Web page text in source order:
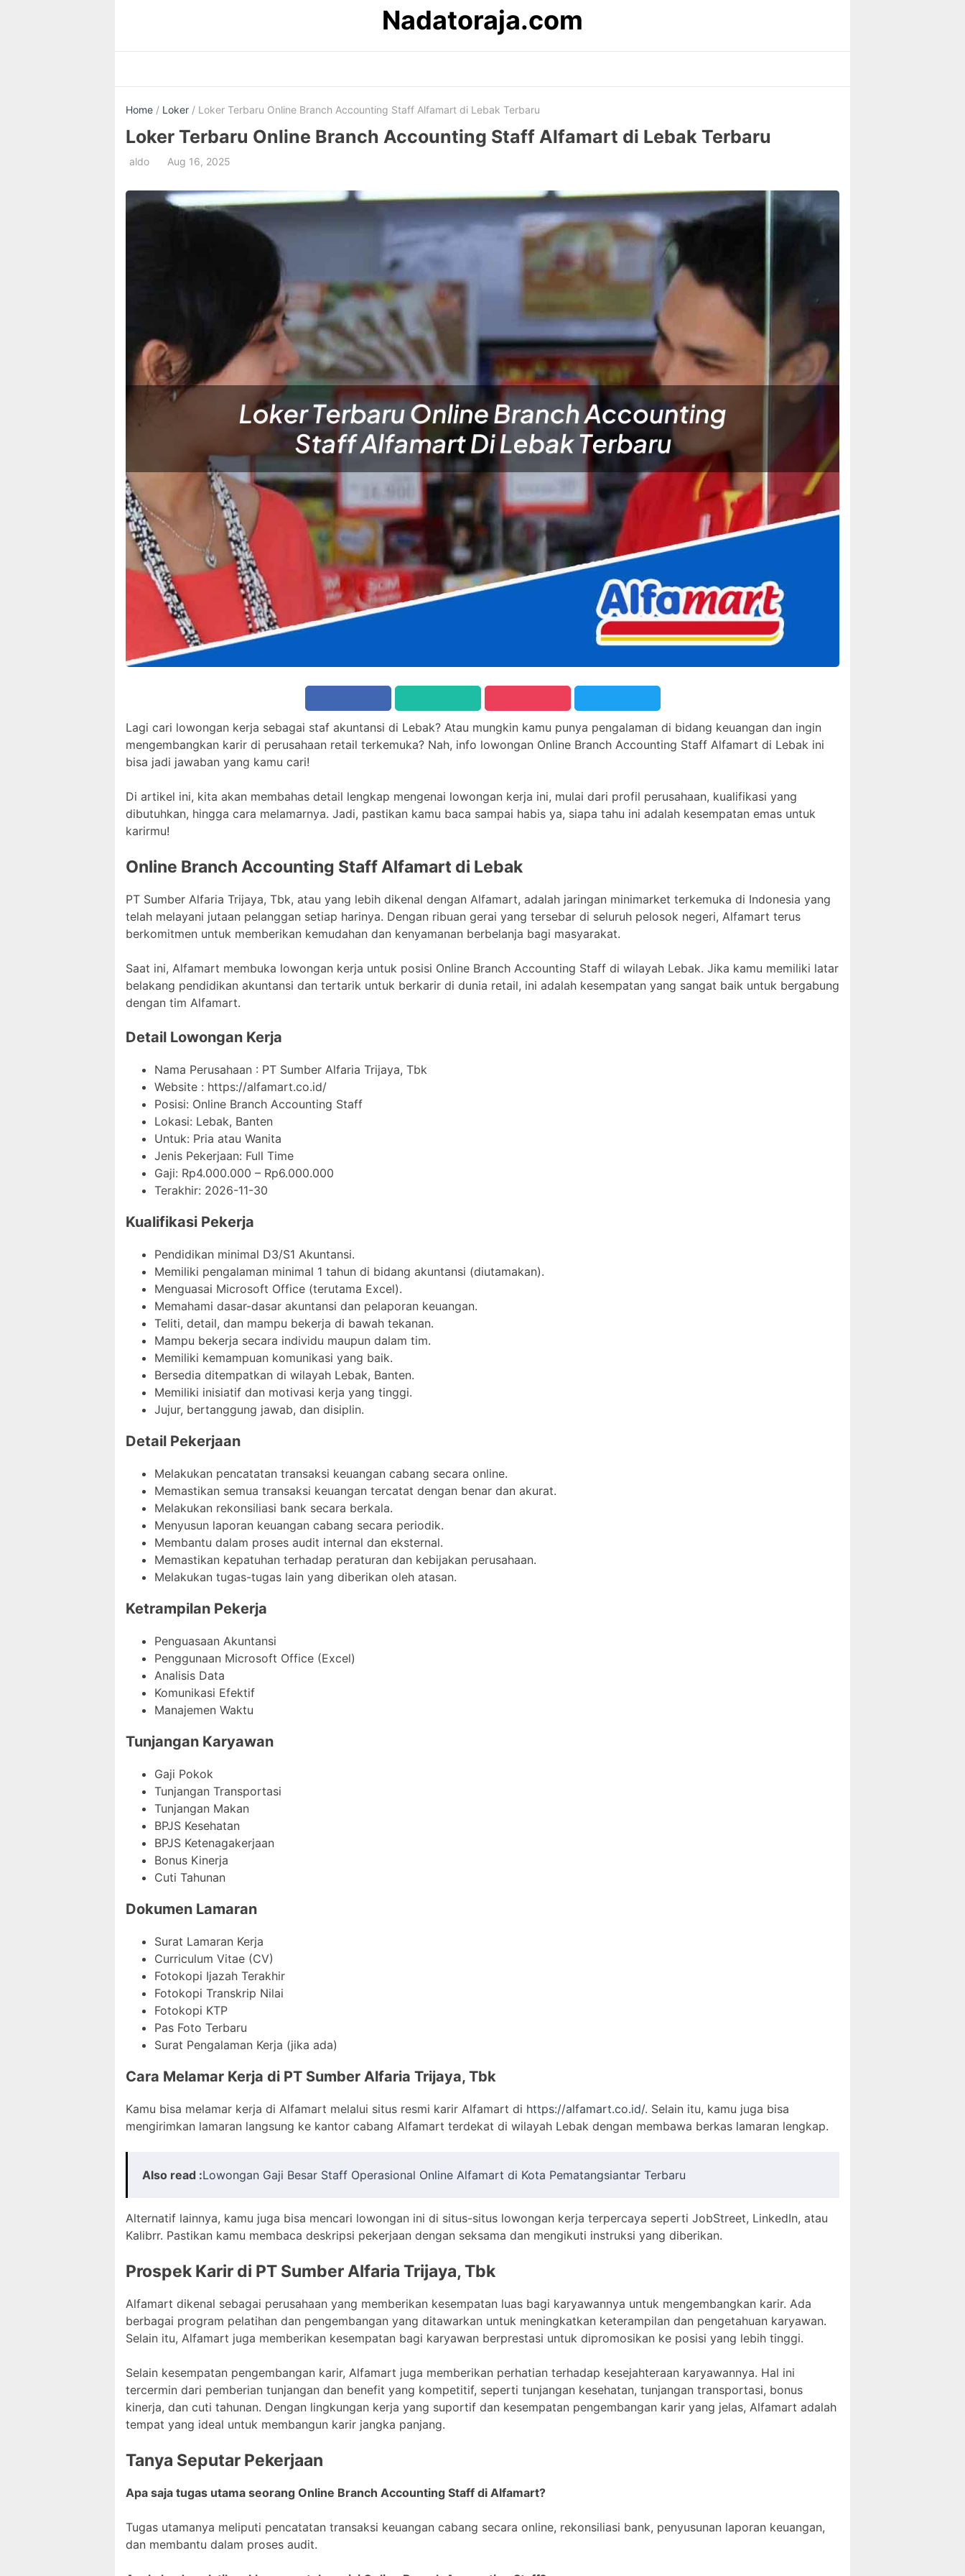
Nadatoraja.com
Home / Loker / Loker Terbaru Online Branch Accounting Staff Alfamart di Lebak Terbaru
Loker Terbaru Online Branch Accounting Staff Alfamart di Lebak Terbaru
aldo Aug 16, 2025
Lagi cari lowongan kerja sebagai staf akuntansi di Lebak? Atau mungkin kamu punya pengalaman di bidang keuangan dan ingin
mengembangkan karir di perusahaan retail terkemuka? Nah, info lowongan Online Branch Accounting Staff Alfamart di Lebak ini
bisa jadi jawaban yang kamu cari!
Di artikel ini, kita akan membahas detail lengkap mengenai lowongan kerja ini, mulai dari profil perusahaan, kualifikasi yang
dibutuhkan, hingga cara melamarnya. Jadi, pastikan kamu baca sampai habis ya, siapa tahu ini adalah kesempatan emas untuk
karirmu!
Online Branch Accounting Staff Alfamart di Lebak
PT Sumber Alfaria Trijaya, Tbk, atau yang lebih dikenal dengan Alfamart, adalah jaringan minimarket terkemuka di Indonesia yang
telah melayani jutaan pelanggan setiap harinya. Dengan ribuan gerai yang tersebar di seluruh pelosok negeri, Alfamart terus
berkomitmen untuk memberikan kemudahan dan kenyamanan berbelanja bagi masyarakat.
Saat ini, Alfamart membuka lowongan kerja untuk posisi Online Branch Accounting Staff di wilayah Lebak. Jika kamu memiliki latar
belakang pendidikan akuntansi dan tertarik untuk berkarir di dunia retail, ini adalah kesempatan yang sangat baik untuk bergabung
dengan tim Alfamart.
Detail Lowongan Kerja
Nama Perusahaan : PT Sumber Alfaria Trijaya, Tbk
Website : https://alfamart.co.id/
Posisi: Online Branch Accounting Staff
Lokasi: Lebak, Banten
Untuk: Pria atau Wanita
Jenis Pekerjaan: Full Time
Gaji: Rp4.000.000 – Rp6.000.000
Terakhir: 2026-11-30
Kualifikasi Pekerja
Pendidikan minimal D3/S1 Akuntansi.
Memiliki pengalaman minimal 1 tahun di bidang akuntansi (diutamakan).
Menguasai Microsoft Office (terutama Excel).
Memahami dasar-dasar akuntansi dan pelaporan keuangan.
Teliti, detail, dan mampu bekerja di bawah tekanan.
Mampu bekerja secara individu maupun dalam tim.
Memiliki kemampuan komunikasi yang baik.
Bersedia ditempatkan di wilayah Lebak, Banten.
Memiliki inisiatif dan motivasi kerja yang tinggi.
Jujur, bertanggung jawab, dan disiplin.
Detail Pekerjaan
Melakukan pencatatan transaksi keuangan cabang secara online.
Memastikan semua transaksi keuangan tercatat dengan benar dan akurat.
Melakukan rekonsiliasi bank secara berkala.
Menyusun laporan keuangan cabang secara periodik.
Membantu dalam proses audit internal dan eksternal.
Memastikan kepatuhan terhadap peraturan dan kebijakan perusahaan.
Melakukan tugas-tugas lain yang diberikan oleh atasan.
Ketrampilan Pekerja
Penguasaan Akuntansi
Penggunaan Microsoft Office (Excel)
Analisis Data
Komunikasi Efektif
Manajemen Waktu
Tunjangan Karyawan
Gaji Pokok
Tunjangan Transportasi
Tunjangan Makan
BPJS Kesehatan
BPJS Ketenagakerjaan
Bonus Kinerja
Cuti Tahunan
Dokumen Lamaran
Surat Lamaran Kerja
Curriculum Vitae (CV)
Fotokopi Ijazah Terakhir
Fotokopi Transkrip Nilai
Fotokopi KTP
Pas Foto Terbaru
Surat Pengalaman Kerja (jika ada)
Cara Melamar Kerja di PT Sumber Alfaria Trijaya, Tbk
Kamu bisa melamar kerja di Alfamart melalui situs resmi karir Alfamart di https://alfamart.co.id/. Selain itu, kamu juga bisa
mengirimkan lamaran langsung ke kantor cabang Alfamart terdekat di wilayah Lebak dengan membawa berkas lamaran lengkap.
Also read :Lowongan Gaji Besar Staff Operasional Online Alfamart di Kota Pematangsiantar Terbaru
Alternatif lainnya, kamu juga bisa mencari lowongan ini di situs-situs lowongan kerja terpercaya seperti JobStreet, LinkedIn, atau
Kalibrr. Pastikan kamu membaca deskripsi pekerjaan dengan seksama dan mengikuti instruksi yang diberikan.
Prospek Karir di PT Sumber Alfaria Trijaya, Tbk
Alfamart dikenal sebagai perusahaan yang memberikan kesempatan luas bagi karyawannya untuk mengembangkan karir. Ada
berbagai program pelatihan dan pengembangan yang ditawarkan untuk meningkatkan keterampilan dan pengetahuan karyawan.
Selain itu, Alfamart juga memberikan kesempatan bagi karyawan berprestasi untuk dipromosikan ke posisi yang lebih tinggi.
Selain kesempatan pengembangan karir, Alfamart juga memberikan perhatian terhadap kesejahteraan karyawannya. Hal ini
tercermin dari pemberian tunjangan dan benefit yang kompetitif, seperti tunjangan kesehatan, tunjangan transportasi, bonus
kinerja, dan cuti tahunan. Dengan lingkungan kerja yang suportif dan kesempatan pengembangan karir yang jelas, Alfamart adalah
tempat yang ideal untuk membangun karir jangka panjang.
Tanya Seputar Pekerjaan
Apa saja tugas utama seorang Online Branch Accounting Staff di Alfamart?
Tugas utamanya meliputi pencatatan transaksi keuangan cabang secara online, rekonsiliasi bank, penyusunan laporan keuangan,
dan membantu dalam proses audit.